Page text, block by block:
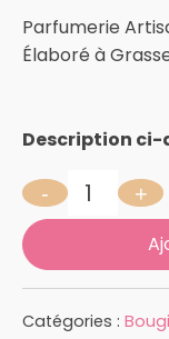
Parfumerie
Élaboré à
Description ci-
quantité
- +
Catégories :